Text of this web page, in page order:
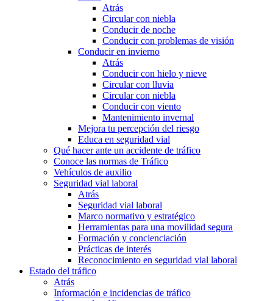
Atrás
Circular con niebla
Conducir de noche
Conducir con problemas de visión
Conducir en invierno
Atrás
Conducir con hielo y nieve
Circular con lluvia
Circular con niebla
Conducir con viento
Mantenimiento invernal
Mejora tu percepción del riesgo
Educa en seguridad vial
Qué hacer ante un accidente de tráfico
Conoce las normas de Tráfico
Vehículos de auxilio
Seguridad vial laboral
Atrás
Seguridad vial laboral
Marco normativo y estratégico
Herramientas para una movilidad segura
Formación y concienciación
Prácticas de interés
Reconocimiento en seguridad vial laboral
Estado del tráfico
Atrás
Información e incidencias de tráfico